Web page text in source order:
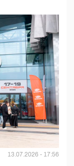
13.07.2026 - 17:56